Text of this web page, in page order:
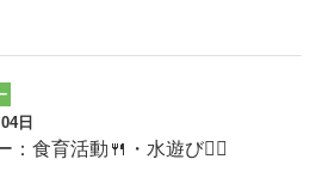
日
：食育活動🍴・水遊び🏊‍♂️